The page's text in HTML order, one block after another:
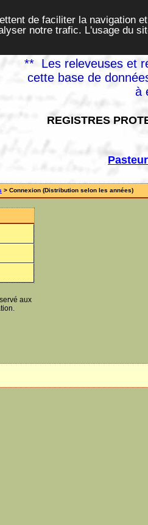
de faciliter la navigation
notre trafic. L'usage du
** Les releveuses et
cette base de
à
REGISTRES
> Connexion (Distribution selon les années)
aux